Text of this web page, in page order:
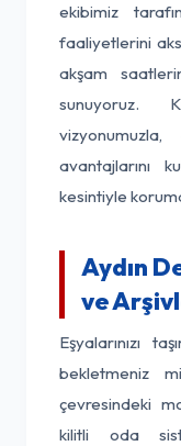
ekibimiz
faaliyetlerini
akşam
sunuyoruz.
avantajlarını
kesintiyle
Aydın
ve
Eşyalarınızı
bekletmeniz
çevresindeki
kilitli oda